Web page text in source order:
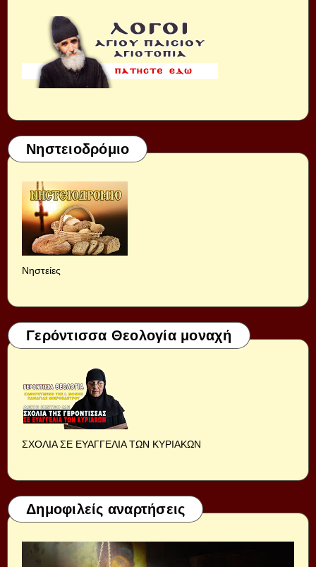
Νηστειοδρόμιο
Νηστείες
Γερόντισσα Θεολογία μοναχή
ΣΧΟΛΙΑ ΣΕ ΕΥΑΓΓΕΛΙΑ ΤΩΝ ΚΥΡΙΑΚΩΝ
Δημοφιλείς αναρτήσεις